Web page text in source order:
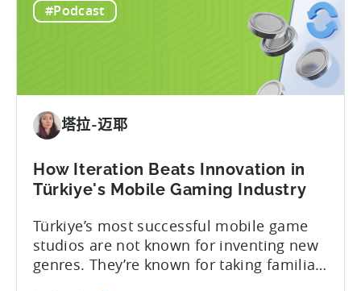
#Podcast
塔拉-迈耶
How Iteration Beats Innovation in
Türkiye's Mobile Gaming Industry
Türkiye’s most successful mobile game
studios are not known for inventing new
genres. They’re known for taking familiar